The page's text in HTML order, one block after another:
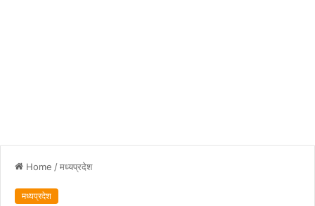
Home /मध्यप्रदेश
मध्यप्रदेश